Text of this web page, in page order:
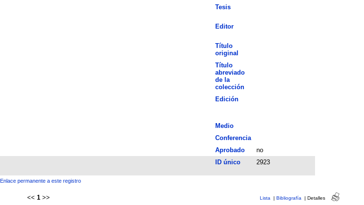
Tesis
Editor
Título
original
Título
abreviado
de la
colección
Edición
Medio
Conferencia
Aprobado
no
ID único 2923
Enlace permanente a este registro
<< 1 >> Lista | Bibliografía | Detalles